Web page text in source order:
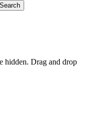
Search
hidden. Drag and drop